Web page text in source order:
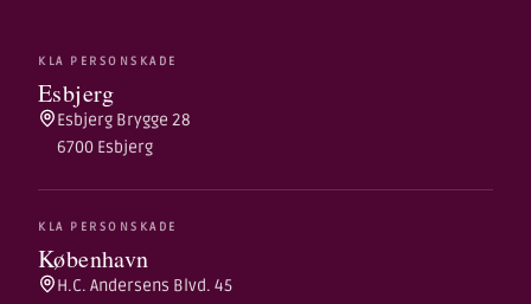
KLA PERSONSKADE
Esbjerg
Esbjerg Brygge 28
6700 Esbjerg
KLA PERSONSKADE
København
H.C. Andersens Blvd. 45